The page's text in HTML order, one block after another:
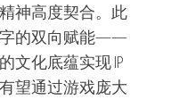
神高度契合。此
字的双向赋能——
文化底蕴实现 IP
望通过游戏庞大